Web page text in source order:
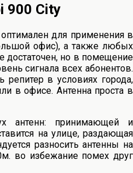
900 City
для применения в
офис), а также любых
достаточен, но в помещение
сигнала всех абонентов.
репитер в условиях города,
в офисе. Антенна проста в
антенн: принимающей и
на улице, раздающая
разносить антенны на
во избежание помех друг